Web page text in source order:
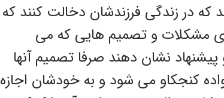
که در زندگی فرزندشان دخالت کنند که
ی مشکلات و تصمیم هایی که می
نشان دهند صرفا تصمیم آنها
کنجکاو می شود و به خودشان اجازه